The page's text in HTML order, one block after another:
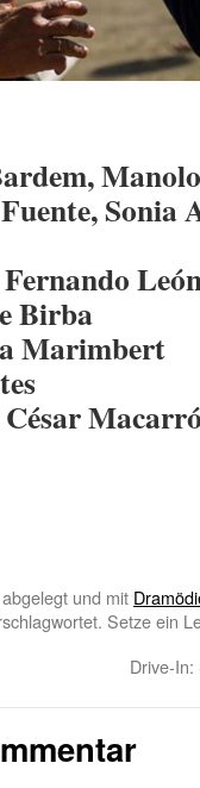
Sonia
Fernando
Birba
Marimbert
César
abgelegt und mit
Setze ein
Drive-